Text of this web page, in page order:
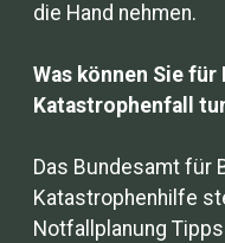
die Hand nehmen.
Was können Sie
Katastrophenfall
Das Bundesamt für
Katastrophenhilfe
Notfallplanung